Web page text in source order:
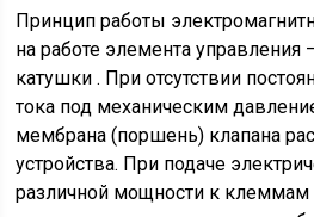
Принцип работы
на работе элемента управления
катушки . При отсутствии
тока под механическим
мембрана (поршень) клапана
устройства. При подаче
различной мощности к клеммам